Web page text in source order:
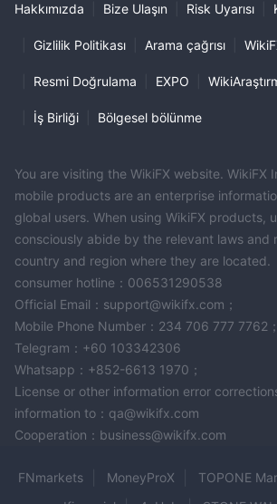
Hakkımızda Bize Ulaşın Risk Uyarısı
Gizlilik Politikası Arama çağrısı
Resmi Doğrulama EXPO
İş Birliği Bölgesel bölünme
You are visiting the WikiFX website. WikiFX
mobile products are an enterprise
global users. When using WikiFX products,
consciously abide by the relevant laws and
country and region where they are located.
consumer hotline：006531290538
Official Email：support@wikifx.com；
Mobile Phone Number：234 706 777 7762
Telegram：+60 103342306
Whatsapp：+852-6613 1970；
License or other information error
information to：qa@wikifx.com
Cooperation：business@wikifx.com
FNmarkets MoneyProX TOPONE